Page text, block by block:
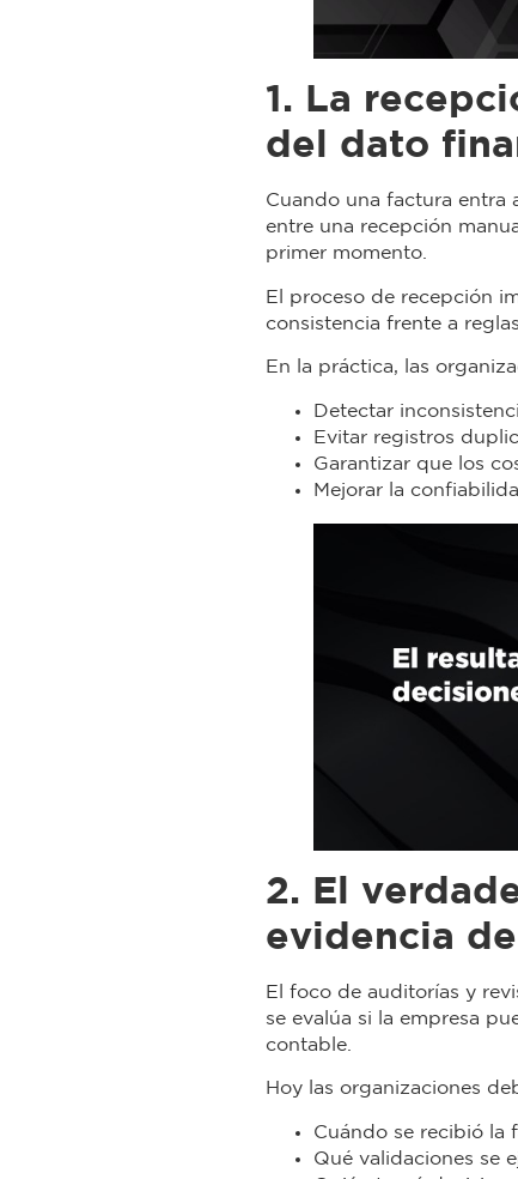
1. La
del dato
Cuando una factura entra
entre una recepción
primer momento.
El proceso de recepción
consistencia frente a
En la práctica, las
Detectar
Evitar registros
Garantizar que los
Mejorar la
2. El
evidencia
El foco de auditorías y
se evalúa si la empresa
contable.
Hoy las organizaciones
Cuándo se recibió la
Qué validaciones se